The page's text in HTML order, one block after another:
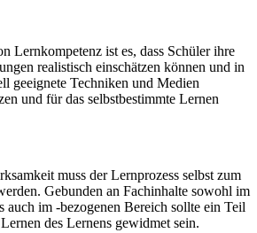
Lernkompetenz ist es, dass Schüler ihre
realistisch einschätzen können und in
geeignete Techniken und Medien
und für das selbstbestimmte Lernen
muss der Lernprozess selbst zum
Gebunden an Fachinhalte sowohl im
auch im -bezogenen Bereich sollte ein Teil
des Lernens gewidmet sein.